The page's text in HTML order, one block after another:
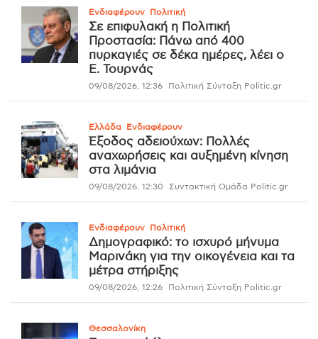
Ενδιαφέρουν Πολιτική
Σε επιφυλακή η Πολιτική
Προστασία: Πάνω από 400
πυρκαγιές σε δέκα ημέρες, λέει ο
Ε. Τουρνάς
09/08/2026, 12:36 Πολιτική Σύνταξη Politic.gr
Ελλάδα Ενδιαφέρουν
Έξοδος αδειούχων: Πολλές
αναχωρήσεις και αυξημένη κίνηση
στα λιμάνια
09/08/2026, 12:30 Συντακτική Ομάδα Politic.gr
Ενδιαφέρουν Πολιτική
Δημογραφικό: το ισχυρό μήνυμα
Μαρινάκη για την οικογένεια και τα
μέτρα στήριξης
09/08/2026, 12:26 Πολιτική Σύνταξη Politic.gr
Θεσσαλονίκη